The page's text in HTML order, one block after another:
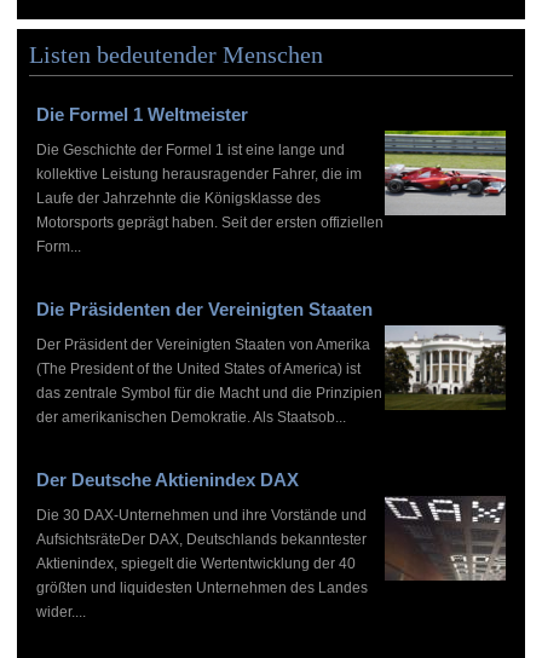
Listen bedeutender Menschen
Die Formel 1 Weltmeister
Die Geschichte der Formel 1 ist eine lange und
kollektive Leistung herausragender Fahrer, die im
Laufe der Jahrzehnte die Königsklasse des
Motorsports geprägt haben. Seit der ersten offiziellen
Form...
Die Präsidenten der Vereinigten Staaten
Der Präsident der Vereinigten Staaten von Amerika
(The President of the United States of America) ist
das zentrale Symbol für die Macht und die Prinzipien
der amerikanischen Demokratie. Als Staatsob...
Der Deutsche Aktienindex DAX
Die 30 DAX-Unternehmen und ihre Vorstände und
AufsichtsräteDer DAX, Deutschlands bekanntester
Aktienindex, spiegelt die Wertentwicklung der 40
größten und liquidesten Unternehmen des Landes
wider....